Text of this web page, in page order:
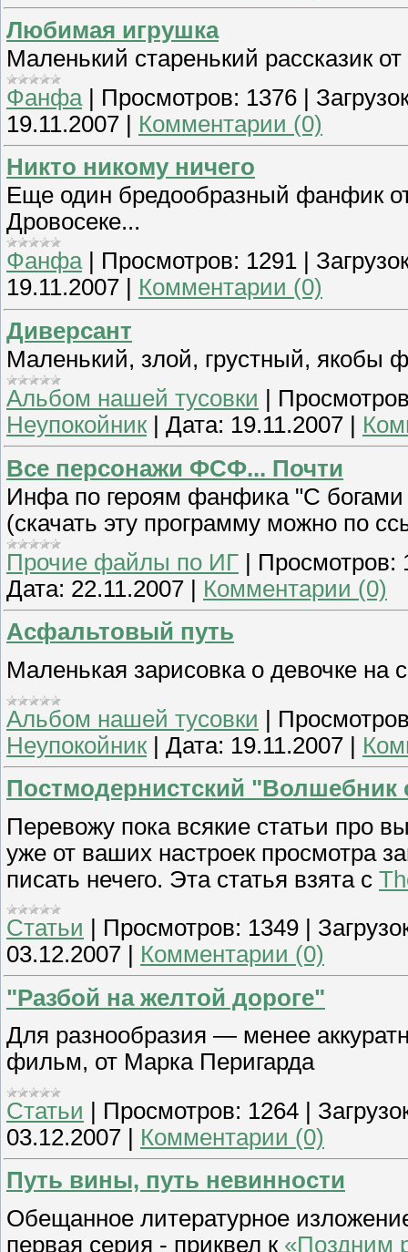
Любимая игрушка
Маленький старенький рассказик
Фанфа | Просмотров: 1376 |
19.11.2007 | Комментарии (0)
Никто никому ничего
Еще один бредообразный фанфик
Дровосеке...
Фанфа| Просмотров: 1291
19.11.2007
Комментарии (0)
Диверсант
Маленький, злой, грустный, якобы
Альбом нашей тусовки
Неупокойник
Дата: 19.11.2007
Все персонажи ФСФ... Почти
Инфа по героям фанфика "С
(скачать эту программу можно по
Прочие файлы по ИГ | Просмотров:
Дата: 22.11.2007 | Комментарии (0)
Асфальтовый путь
Маленькая зарисовка о девочке на
Альбом нашей тусовки |
Неупокойник | Дата: 19.11.2007 |
Постмодернистский "Волшебник
Перевожу пока всякие статьи про
уже от ваших настроек просмотра
писать нечего. Эта статья взята с
Статьи
Просмотров: 1349
03.12.2007
Комментарии (0)
"Разбой на желтой дороге"
Для разнообразия — менее
фильм, от Марка Перигарда
Статьи
Просмотров: 1264
03.12.2007
Комментарии (0)
Путь вины, путь невинности
Обещанное литературное
первая серия - приквел к «Поздним